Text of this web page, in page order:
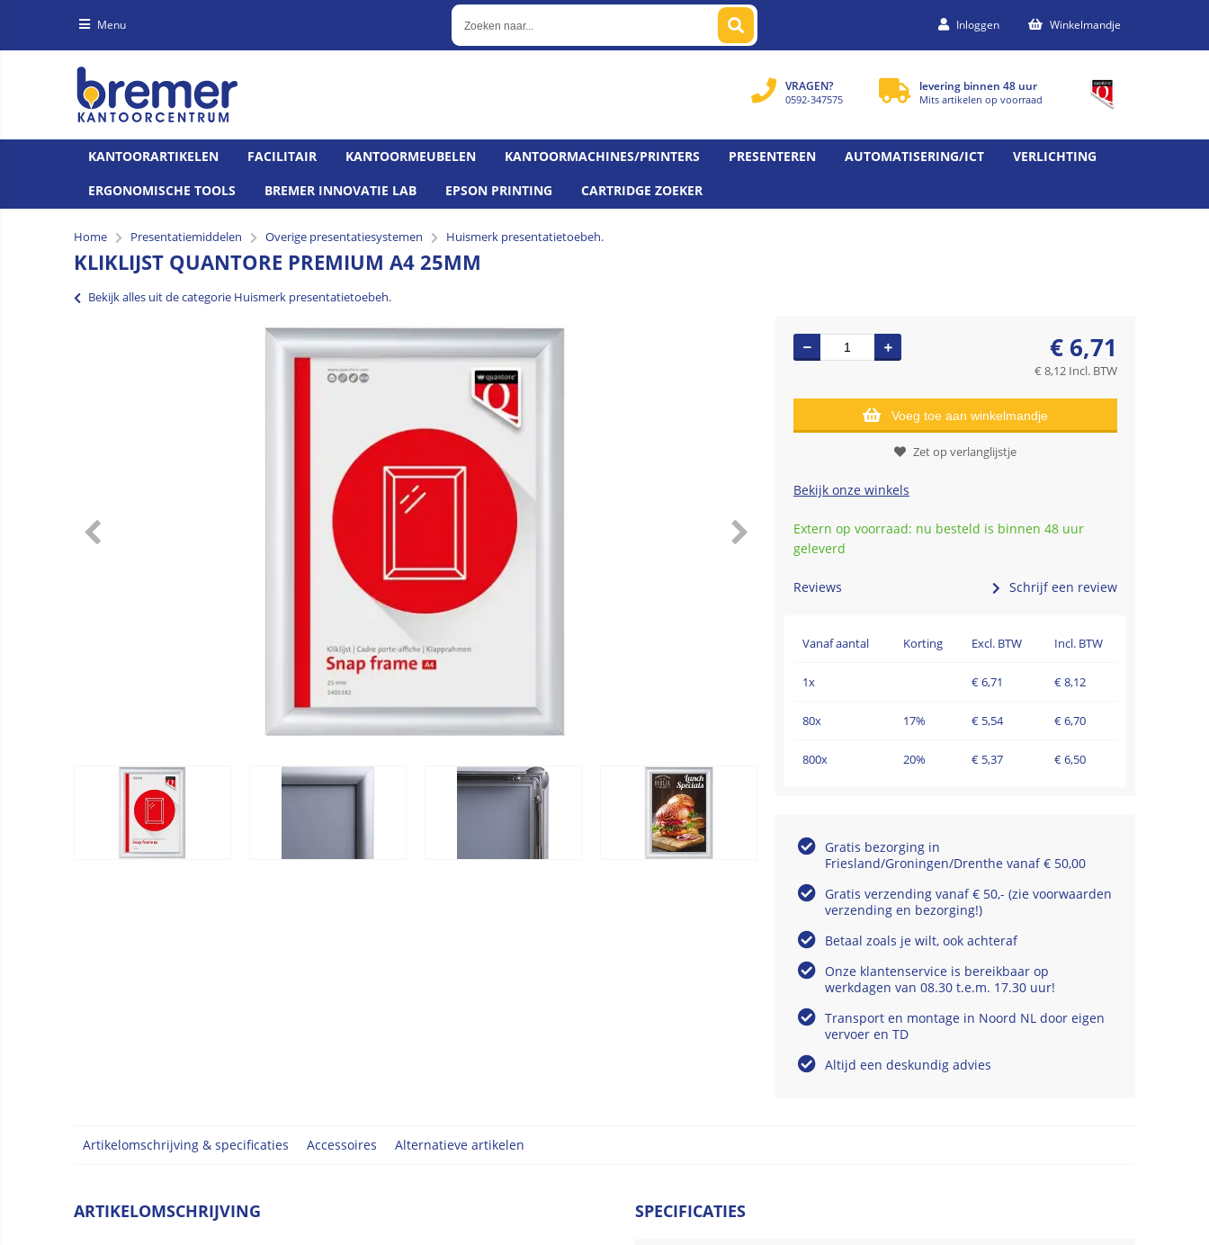
Menu Inloggen Winkelmandje
levering binnen 48 uur
Mits artikelen op voorraad
VRAGEN?
0592-347575
KANTOORARTIKELEN FACILITAIR KANTOORMEUBELEN KANTOORMACHINES/PRINTERS PRESENTEREN AUTOMATISERING/ICT
VERLICHTING
ERGONOMISCHE TOOLS
BREMER INNOVATIE LAB EPSON PRINTING CARTRIDGE ZOEKER
Home Presentatiemiddelen Overige presentatiesystemen Huismerk presentatietoebeh.
KLIKLIJST QUANTORE PREMIUM A4 25MM
Bekijk alles uit de categorie Huismerk presentatietoebeh.
€ 6,71
€ 8,12 Incl. BTW
Voeg toe aan winkelmandje
Zet op verlanglijstje
Bekijk onze winkels
Extern op voorraad: nu besteld is binnen 48 uur
geleverd
Reviews Schrijf een review
Vanaf aantal Korting Excl. BTW Incl. BTW
1x €6,71 €8,12
80x 17% € 5,54 €6,70
800x 20% € 5,37 €6,50
Gratis bezorging in
Friesland/Groningen/Drenthe vanaf € 50,00
Gratis verzending vanaf € 50,- (zie voorwaarden
verzending en bezorging!)
Betaal zoals je wilt, ook achteraf
Onze klantenservice is bereikbaar op
werkdagen van 08.30 t.e.m. 17.30 uur!
Transport en montage in Noord NL door eigen
vervoer en TD
Altijd een deskundig advies
Artikelomschrijving & specificaties Accessoires Alternatieve artikelen
ARTIKELOMSCHRIJVING SPECIFICATIES